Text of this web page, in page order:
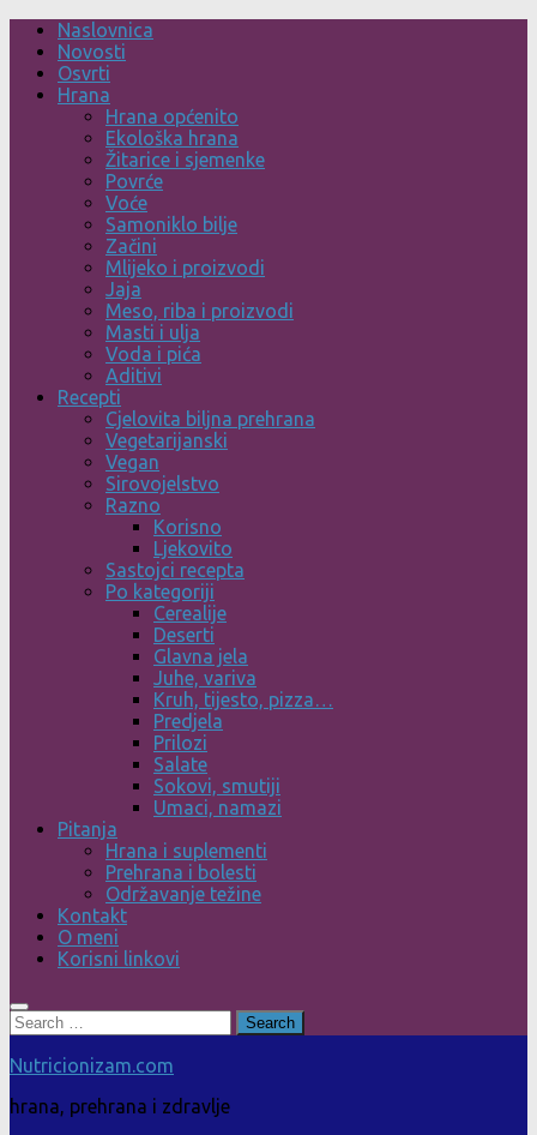
Skip
content
Naslovnica
Novosti
Osvrti
Hrana
Hrana općenito
Ekološka hrana
Žitarice i sjemenke
Povrće
Voće
Samoniklo bilje
Začini
Mlijeko i proizvodi
Jaja
Meso, riba i proizvodi
Masti i ulja
Voda i pića
Aditivi
Recepti
Cjelovita biljna prehrana
Vegetarijanski
Vegan
Sirovojelstvo
Razno
Korisno
Ljekovito
Sastojci recepta
Po kategoriji
Cerealije
Deserti
Glavna jela
Juhe, variva
Kruh, tijesto, pizza…
Predjela
Prilozi
Salate
Sokovi, smutiji
Umaci, namazi
Pitanja
Hrana i suplementi
Prehrana i bolesti
Održavanje težine
Kontakt
O meni
Korisni linkovi
Search
for:
Nutricionizam.com
hrana, prehrana i zdravlje